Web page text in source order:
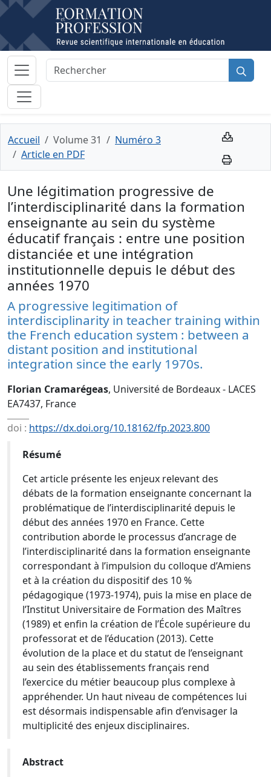
Accueil Volume 31
Numéro 3
Article en PDF
Une légitimation progressive de
l’interdisciplinarité dans la formation
enseignante au sein du système
éducatif français : entre une position
distanciée et une intégration
institutionnelle depuis le début des
années 1970
A progressive legitimation of
interdisciplinarity in teacher training within
the French education system : between a
distant position and institutional
integration since the early 1970s.
Florian Cramarégeas, Université de Bordeaux - LACES
EA7437, France
doi : https://dx.doi.org/10.18162/fp.2023.800
Résumé
Cet article présente les enjeux relevant des
débats de la formation enseignante concernant la
problématique de l’interdisciplinarité depuis le
début des années 1970 en France. Cette
contribution aborde le processus d’ancrage de
l’interdisciplinarité dans la formation enseignante
correspondant à l’impulsion du colloque d’Amiens
et à la création du dispositif des 10 %
pédagogique (1973-1974), puis la mise en place de
l’Institut Universitaire de Formation des Maîtres
(1989) et enfin la création de l’École supérieure du
professorat et de l’éducation (2013). Cette
évolution de la place et du statut de l’enseignant
au sein des établissements français rend
l’exercice du métier beaucoup plus complexe à
appréhender. Un haut niveau de compétences lui
est désormais indispensable afin d’envisager la
multiplicité des enjeux disciplinaires.
Abstract